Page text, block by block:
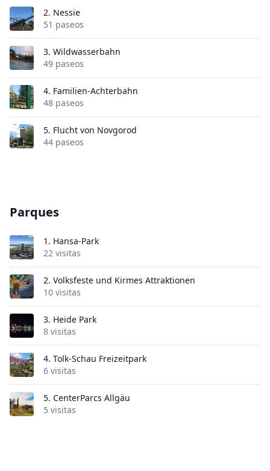
2. Nessie
51 paseos
3. Wildwasserbahn
49 paseos
4. Familien-Achterbahn
48 paseos
5. Flucht von Novgorod
44 paseos
Parques
1. Hansa-Park
22 visitas
2. Volksfeste und Kirmes Attraktionen
10 visitas
3. Heide Park
8 visitas
4. Tolk-Schau Freizeitpark
6 visitas
5. CenterParcs Allgäu
5 visitas